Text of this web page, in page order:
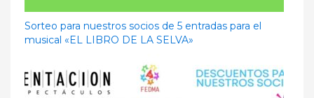
Sorteo para nuestros socios de 5 entradas para el
musical «EL LIBRO DE LA SELVA»